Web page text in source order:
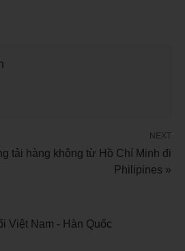
NEXT
tải hàng không từ Hồ Chí Minh đi
Philipines »
Việt Nam - Hàn Quốc